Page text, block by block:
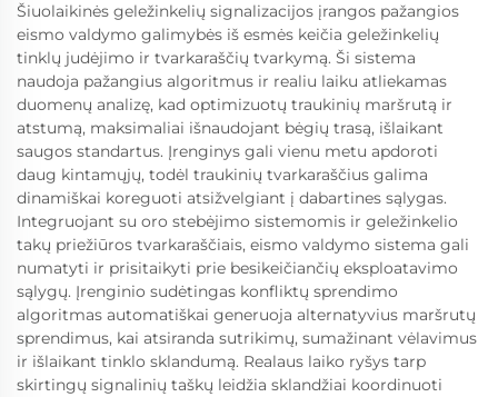
Šiuolaikinės geležinkelių signalizacijos įrangos pažangios
eismo valdymo galimybės iš esmės keičia geležinkelių
tinklų judėjimo ir tvarkaraščių tvarkymą. Ši sistema
naudoja pažangius algoritmus ir realiu laiku atliekamas
duomenų analizę, kad optimizuotų traukinių maršrutą ir
atstumą, maksimaliai išnaudojant bėgių trasą, išlaikant
saugos standartus. Įrenginys gali vienu metu apdoroti
daug kintamųjų, todėl traukinių tvarkaraščius galima
dinamiškai koreguoti atsižvelgiant į dabartines sąlygas.
Integruojant su oro stebėjimo sistemomis ir geležinkelio
takų priežiūros tvarkaraščiais, eismo valdymo sistema gali
numatyti ir prisitaikyti prie besikeičiančių eksploatavimo
sąlygų. Įrenginio sudėtingas konfliktų sprendimo
algoritmas automatiškai generuoja alternatyvius maršrutų
sprendimus, kai atsiranda sutrikimų, sumažinant vėlavimus
ir išlaikant tinklo sklandumą. Realaus laiko ryšys tarp
skirtingų signalinių taškų leidžia sklandžiai koordinuoti